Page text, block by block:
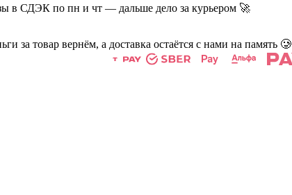
в СДЭК по пн и чт — дальше дело за курьером 🚀
за товар вернём, а доставка остаётся с нами на память 🥲